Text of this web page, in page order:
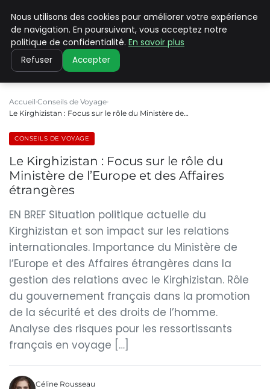
PILAT PATRIMOINES
Accueil Conseils de Voyage
Le Kirghizistan : Focus sur le rôle du Ministère de…
CONSEILS DE VOYAGE
Le Kirghizistan : Focus sur le rôle du
Ministère de l’Europe et des Affaires
étrangères
EN BREF Situation politique actuelle du
Kirghizistan et son impact sur les relations
internationales. Importance du Ministère de
l’Europe et des Affaires étrangères dans la
gestion des relations avec le Kirghizistan. Rôle
du gouvernement français dans la promotion
de la sécurité et des droits de l’homme.
Analyse des risques pour les ressortissants
français en voyage […]
Céline Rousseau
Nous utilisons des cookies pour améliorer votre expérience
de navigation. En poursuivant, vous acceptez notre
politique de confidentialité. En savoir plus
Refuser Accepter